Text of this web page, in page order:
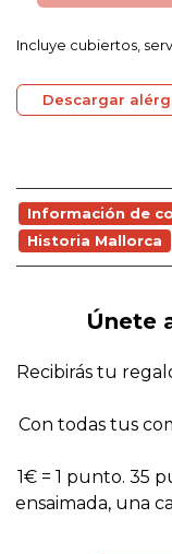
Incluye cubiertos,
Descargar
Información de
Historia Mallorca
Únete
Recibirás tu
Con todas tus
1€ = 1 punto. 35
ensaimada, una